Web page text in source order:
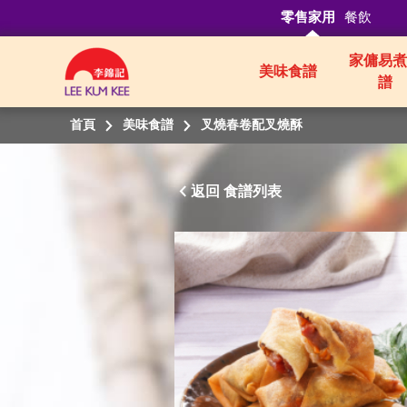
零售家用 餐飲
美味食譜
家傭易
譜
首頁 美味食譜 叉燒春卷配叉燒酥
返回